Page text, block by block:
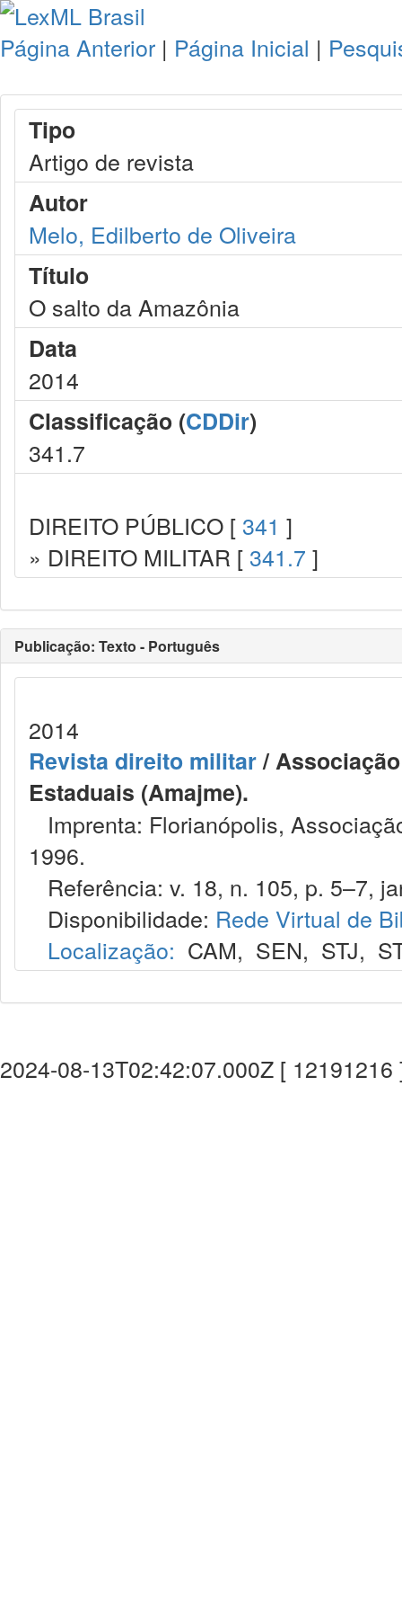
Página Anterior | Página Inicial |
Tipo
Artigo de revista
Autor
Melo, Edilberto de Oliveira
Título
O salto da Amazônia
Data
2014
Classificação (CDDir)
341.7
DIREITO PÚBLICO [ 341 ]
» DIREITO MILITAR [ 341.7 ]
Publicação: Texto - Português
2014
Revista direito militar/
Estaduais (Amajme).
Imprenta: Florianópolis,
1996.
Referência: v. 18, n. 105, p. 5–7,
Disponibilidade: Rede Virtual de
Localização: CAM, SEN, STJ,
2024-08-13T02:42:07.000Z [ 12191216